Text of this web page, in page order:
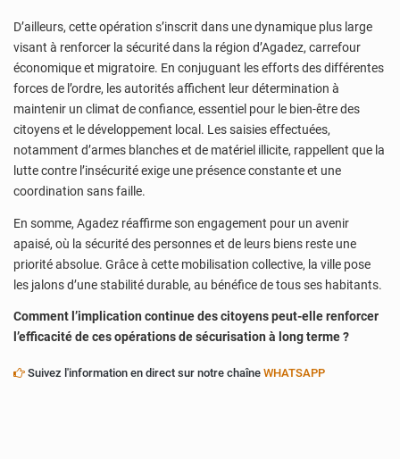
D’ailleurs, cette opération s’inscrit dans une dynamique plus large
visant à renforcer la sécurité dans la région d’Agadez, carrefour
économique et migratoire. En conjuguant les efforts des différentes
forces de l’ordre, les autorités affichent leur détermination à
maintenir un climat de confiance, essentiel pour le bien-être des
citoyens et le développement local. Les saisies effectuées,
notamment d’armes blanches et de matériel illicite, rappellent que la
lutte contre l’insécurité exige une présence constante et une
coordination sans faille.
En somme, Agadez réaffirme son engagement pour un avenir
apaisé, où la sécurité des personnes et de leurs biens reste une
priorité absolue. Grâce à cette mobilisation collective, la ville pose
les jalons d’une stabilité durable, au bénéfice de tous ses habitants.
Comment l’implication continue des citoyens peut-elle renforcer
l’efficacité de ces opérations de sécurisation à long terme ?
Suivez l'information en direct sur notre chaîne WHATSAPP